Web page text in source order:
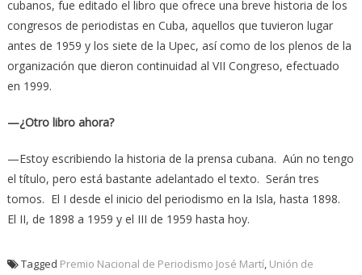
cubanos, fue editado el libro que ofrece una breve historia de los
congresos de periodistas en Cuba, aquellos que tuvieron lugar
antes de 1959 y los siete de la Upec, así como de los plenos de la
organización que dieron continuidad al VII Congreso, efectuado
en 1999.
—¿Otro libro ahora?
—Estoy escribiendo la historia de la prensa cubana. Aún no tengo
el título, pero está bastante adelantado el texto. Serán tres
tomos. El I desde el inicio del periodismo en la Isla, hasta 1898.
El II, de 1898 a 1959 y el III de 1959 hasta hoy.
Tagged Premio Nacional de Periodismo José Martí, Unión de